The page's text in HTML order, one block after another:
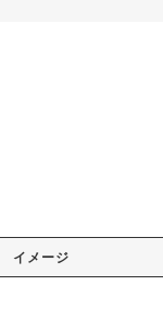
イメージ